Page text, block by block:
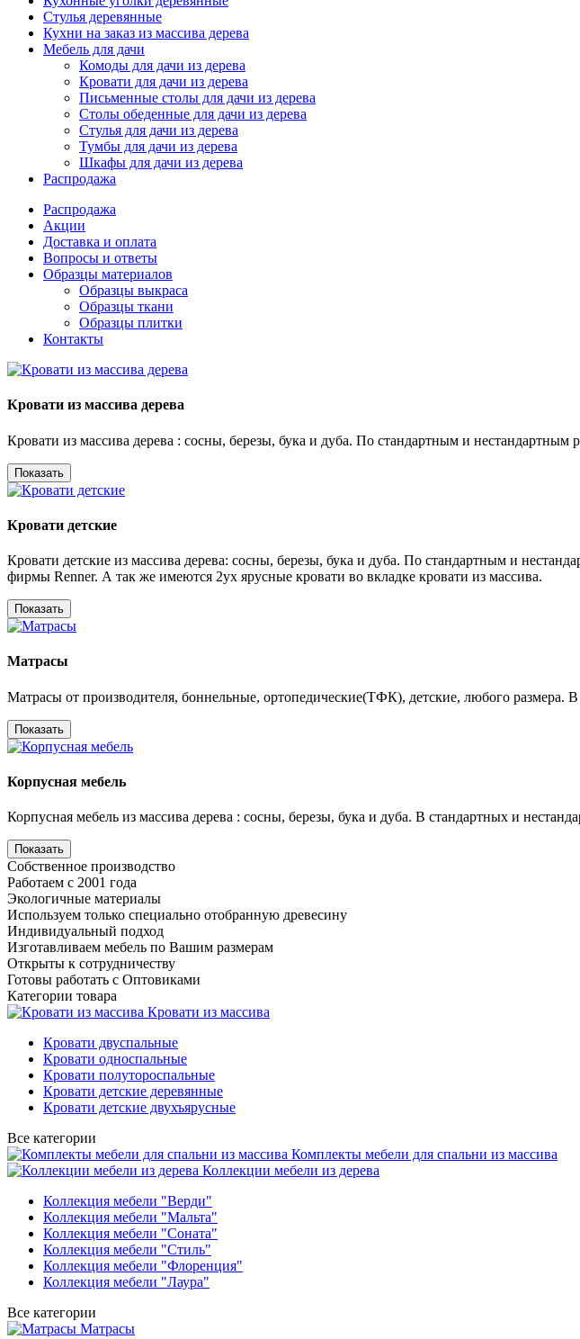
Стулья деревянные
Кухни на заказ из массива дерева
Мебель для дачи
Комоды для дачи из дерева
Кровати для дачи из дерева
Письменные столы для дачи из дерева
Столы обеденные для дачи из дерева
Стулья для дачи из дерева
Тумбы для дачи из дерева
Шкафы для дачи из дерева
Распродажа
Распродажа
Акции
Доставка и оплата
Вопросы и ответы
Образцы материалов
Образцы выкраса
Образцы ткани
Образцы плитки
Контакты
Кровати из массива дерева
Кровати из массива дерева : сосны, березы, бука и дуба. По стандартным и нестандартным
Показать
Кровати детские
Кровати детские из массива дерева: сосны, березы, бука и дуба. По стандартным и
фирмы Renner. А так же имеются 2ух ярусные кровати во вкладке кровати из массива.
Показать
Матрасы
Матрасы от производителя, боннельные, ортопедические(ТФК), детские, любого
Показать
Корпусная мебель
Корпусная мебель из массива дерева : сосны, березы, бука и дуба. В стандартных и
Показать
Собственное производство
Работаем с 2001 года
Экологичные материалы
Используем только специально отобранную древесину
Индивидуальный подход
Изготавливаем мебель по Вашим размерам
Открыты к сотрудничеству
Готовы работать с Оптовиками
Категории товара
Кровати из массива
Кровати двуспальные
Кровати односпальные
Кровати полутороспальные
Кровати детские деревянные
Кровати детские двухъярусные
Все категории
Комплекты мебели для спальни из массива
Коллекции мебели из дерева
Коллекция мебели "Верди"
Коллекция мебели "Мальта"
Коллекция мебели "Соната"
Коллекция мебели "Стиль"
Коллекция мебели "Флоренция"
Коллекция мебели "Лаура"
Все категории
Матрасы